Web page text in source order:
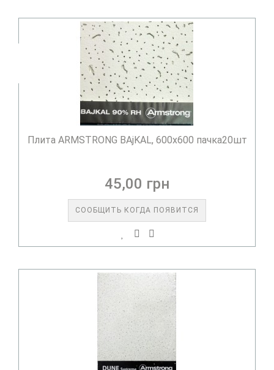
Плита ARMSTRONG BAjKAL, 600х600 пачка20шт
45,00 грн
СООБЩИТЬ КОГДА ПОЯВИТСЯ